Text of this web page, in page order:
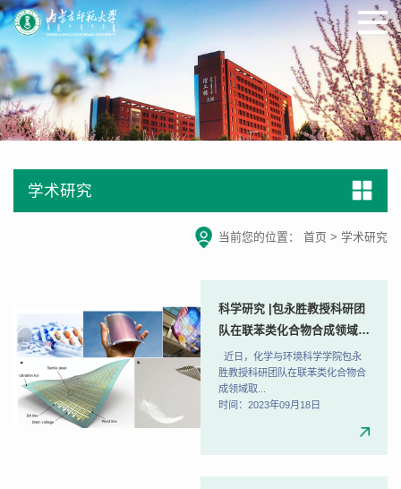
学术研究
当前您的位置： 首页 > 学术研究
科学研究 |包永胜教授科研团
队在联苯类化合物合成领域取
得新进展
近日，化学与环境科学学院包永
胜教授科研团队在联苯类化合物合
成领域取...
时间：2023年09月18日